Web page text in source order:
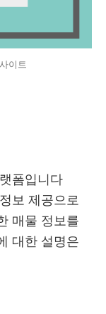
이트
폼입니다
보 제공으로
매물 정보를
대한 설명은